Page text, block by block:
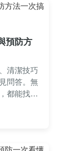
預防方
清潔技巧
問答。無
都能找到